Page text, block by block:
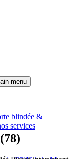
menu
blindée &
services